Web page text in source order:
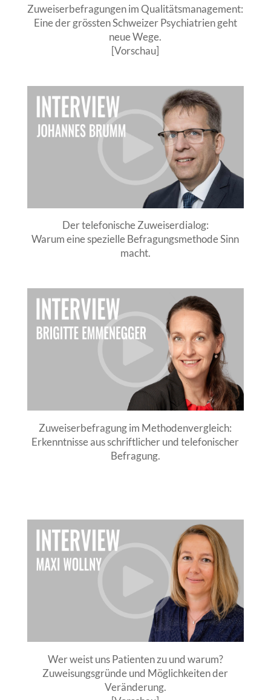
Zuweiserbefragungen im Qualitätsmanagement:
Eine der grössten Schweizer Psychiatrien geht
neue Wege.
[Vorschau]
Der telefonische Zuweiserdialog:
Warum eine spezielle Befragungsmethode Sinn
macht.
Zuweiserbefragung im Methodenvergleich:
Erkenntnisse aus schriftlicher und telefonischer
Befragung.
Wer weist uns Patienten zu und warum?
Zuweisungsgründe und Möglichkeiten der
Veränderung.